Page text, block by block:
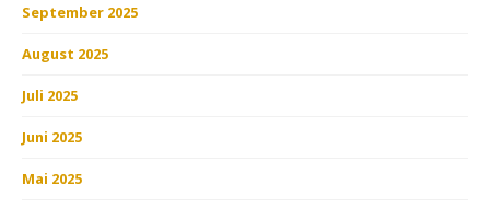
September 2025
August 2025
Juli 2025
Juni 2025
Mai 2025